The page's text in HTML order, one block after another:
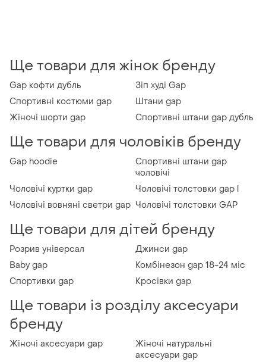
Ще товари для жінок бренду
Gap кофти дубль
Зіп худі Gap
Спортивні костюми gap
Штани gap
Жіночі шорти gap
Спортивні штани gap дубль
Ще товари для чоловіків бренду
Gap hoodie
Спортивні штани gap
чоловічі
Чоловічі куртки gap
Чоловічі толстовки gap l
Чоловічі вовняні светри gap Чоловічі толстовки GAP
Ще товари для дітей бренду
Розрив універсал
Джинси gap
Baby gap
Комбінезон gap 18-24 міс
Спортивки gap
Кросівки gap
Ще товари із розділу аксесуари
бренду
Жіночі аксесуари gap
Жіночі натуральні
аксесуари gap